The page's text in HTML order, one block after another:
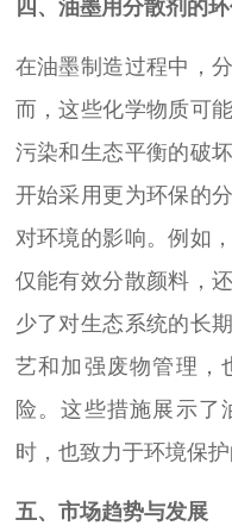
四、油墨用分散剂的
在油墨制造过程中，
而，这些化学物质可
污染和生态平衡的破
开始采用更为环保的
对环境的影响。例如
仅能有效分散颜料，
少了对生态系统的长
艺和加强废物管理，
险。这些措施展示了
时，也致力于环境保护
五、市场趋势与发展